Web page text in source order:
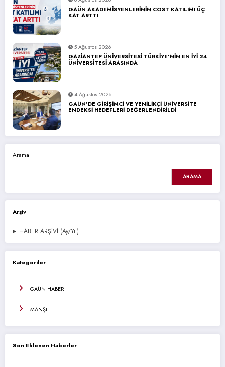
GAÜN AKADEMİSYENLERİNİN COST KATILIMI ÜÇ
KAT ARTTI
5 Ağustos 2026
GAZİANTEP ÜNİVERSİTESİ TÜRKİYE’NİN EN İYİ 24
ÜNİVERSİTESİ ARASINDA
4 Ağustos 2026
GAÜN’DE GİRİŞİMCİ VE YENİLİKÇİ ÜNİVERSİTE
ENDEKSİ HEDEFLERİ DEĞERLENDİRİLDİ
Arama
ARAMA
Arşiv
HABER ARŞİVİ (Ay/Yıl)
Kategoriler
GAÜN HABER
MANŞET
Son Eklenen Haberler